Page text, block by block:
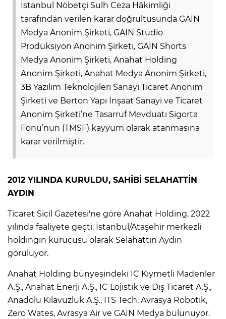
İstanbul Nöbetçi Sulh Ceza Hâkimliği
tarafından verilen karar doğrultusunda GAİN
Medya Anonim Şirketi, GAİN Studio
Prodüksiyon Anonim Şirketi, GAİN Shorts
Medya Anonim Şirketi, Anahat Holding
Anonim Şirketi, Anahat Medya Anonim Şirketi,
3B Yazılım Teknolojileri Sanayi Ticaret Anonim
Şirketi ve Berton Yapı İnşaat Sanayi ve Ticaret
Anonim Şirketi’ne Tasarruf Mevduatı Sigorta
Fonu’nun (TMSF) kayyum olarak atanmasına
karar verilmiştir.
2012 YILINDA KURULDU, SAHİBİ SELAHATTİN
AYDIN
Ticaret Sicil Gazetesi'ne göre Anahat Holding, 2022
yılında faaliyete geçti. İstanbul/Ataşehir merkezli
holdingin kurucusu olarak Selahattin Aydın
görülüyor.
Anahat Holding bünyesindeki IC Kıymetli Madenler
A.Ş., Anahat Enerji A.Ş., IC Lojistik ve Dış Ticaret A.Ş.,
Anadolu Kılavuzluk A.Ş., ITS Tech, Avrasya Robotik,
Zero Wates, Avrasya Air ve GAİN Medya bulunuyor.